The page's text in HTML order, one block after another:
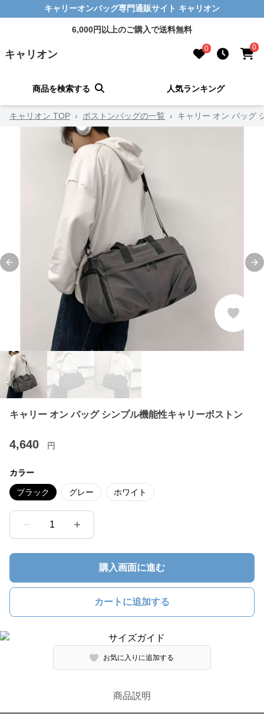
キャリーオンバッグ専門通販サイト キャリオン
6,000円以上のご購入で送料無料
キャリオン 0 0
商品を検索する 人気ランキング
キャリオン TOP › ボストンバッグの一覧 › キャリー オン バッグ
Previous slide
キャリー オン バッグ シンプル機能性キャリーボストン
4,640 円
カラー
ブラック グレー ホワイト
1
購入画面に進む
カートに追加する
お気に入りに追加する
商品説明